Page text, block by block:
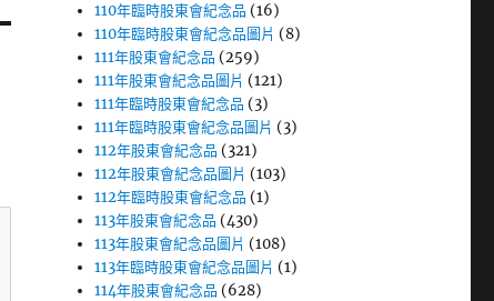
110年臨時股東會紀念品 (16)
110年臨時股東會紀念品圖片 (8)
111年股東會紀念品 (259)
111年股東會紀念品圖片 (121)
111年臨時股東會紀念品 (3)
111年臨時股東會紀念品圖片 (3)
112年股東會紀念品 (321)
112年股東會紀念品圖片 (103)
112年臨時股東會紀念品 (1)
113年股東會紀念品 (430)
113年股東會紀念品圖片 (108)
113年臨時股東會紀念品圖片 (1)
114年股東會紀念品 (628)